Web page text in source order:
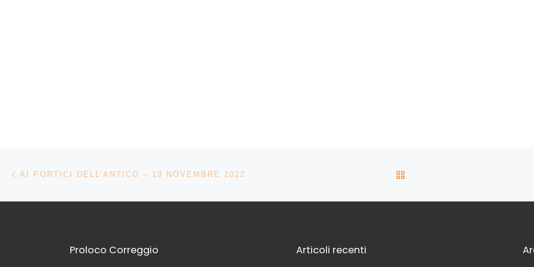
Navigazione articoli
AI PORTICI DELL’ANTICO – 19 NOVEMBRE 2022 RITORNA ALLA LISTA
Proloco Correggio Articoli recenti